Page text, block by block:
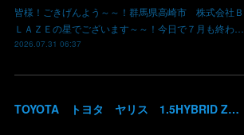
皆様！ごきげんよう～～！群馬県高崎市 株式会社Ｂ
ＬＡＺＥの星でございます～～！今日で７月も終わ…
2026.07.31 06:37
TOYOTA トヨタ ヤリス 1.5HYBRID Z 御納車 MXPH10 コーラルクリスタルシャイン 3U7 群馬県高崎市 株式会社BLAZE